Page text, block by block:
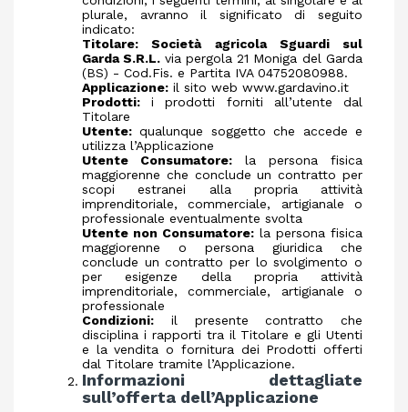
plurale, avranno il significato di seguito
indicato:
Titolare:Società agricola Sguardi sul
Garda S.R.L. via pergola 21 Moniga del Garda
(BS) - Cod.Fis. e Partita IVA 04752080988.
Applicazione: il sito web www.gardavino.it
Prodotti: i prodotti forniti all’utente dal
Titolare
Utente: qualunque soggetto che accede e
utilizza l’Applicazione
Utente Consumatore: la persona fisica
maggiorenne che conclude un contratto per
scopi estranei alla propria attività
imprenditoriale, commerciale, artigianale o
professionale eventualmente svolta
Utente non Consumatore: la persona fisica
maggiorenne o persona giuridica che
conclude un contratto per lo svolgimento o
per esigenze della propria attività
imprenditoriale, commerciale, artigianale o
professionale
Condizioni: il presente contratto che
disciplina i rapporti tra il Titolare e gli Utenti
e la vendita o fornitura dei Prodotti offerti
dal Titolare tramite l’Applicazione.
Informazioni dettagliate
sull’offerta dell’Applicazione